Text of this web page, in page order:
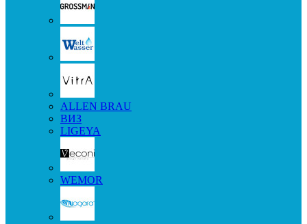
ALLEN BRAU
ВИЗ
LIGEYA
WEMOR